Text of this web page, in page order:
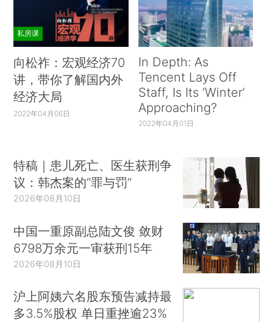
私房课
向松祚：宏观经济70
讲，带你了解国内外
经济大局
2022年04月06日
In Depth: As
Tencent Lays Off
Staff, Is Its ‘Winter’
Approaching?
2022年04月01日
特稿｜患儿死亡、医生获刑争
议：韩杰案的“罪与罚”
2026年08月10日
中国一重原副总陆文俊 敛财
6798万余元一审获刑15年
2026年08月10日
沪上阿姨六名股东预告减持最
多3.5%股权 单日重挫逾23%